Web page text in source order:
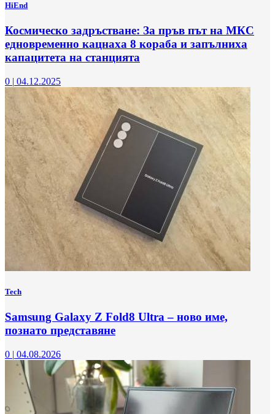
HiEnd
Космическо задръстване: За пръв път на МКС
едновременно кацнаха 8 кораба и запълниха
капацитета на станцията
0 | 04.12.2025
Tech
Samsung Galaxy Z Fold8 Ultra – ново име,
познато представяне
0 | 04.08.2026